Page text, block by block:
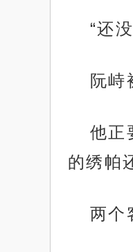
“还
阮峙
他正
的绣帕
两个